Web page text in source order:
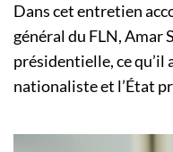
Dans cet entretien
général du FLN, Amar
présidentielle, ce qu’il
nationaliste et l’État